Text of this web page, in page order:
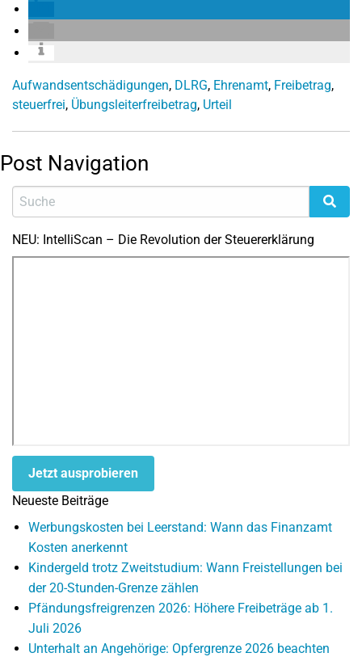
Aufwandsentschädigungen, DLRG, Ehrenamt, Freibetrag,
steuerfrei, Übungsleiterfreibetrag, Urteil
Post Navigation
NEU: IntelliScan – Die Revolution der Steuererklärung
Jetzt ausprobieren
Neueste Beiträge
Werbungskosten bei Leerstand: Wann das Finanzamt
Kosten anerkennt
Kindergeld trotz Zweitstudium: Wann Freistellungen bei
der 20-Stunden-Grenze zählen
Pfändungsfreigrenzen 2026: Höhere Freibeträge ab 1.
Juli 2026
Unterhalt an Angehörige: Opfergrenze 2026 beachten